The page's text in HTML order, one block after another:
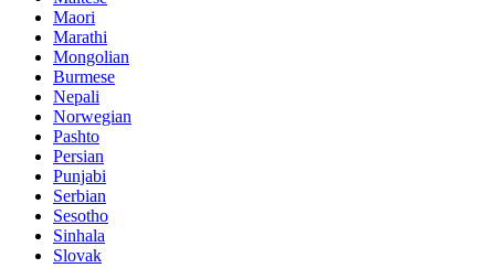
Maori
Marathi
Mongolian
Burmese
Nepali
Norwegian
Pashto
Persian
Punjabi
Serbian
Sesotho
Sinhala
Slovak